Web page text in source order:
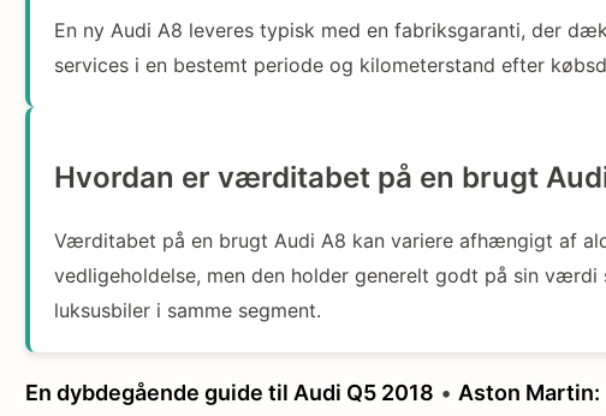
En ny Audi A8 leveres typisk med en fabriksgaranti, der
services i en bestemt periode og kilometerstand efter
Hvordan er værditabet på en brugt
Værditabet på en brugt Audi A8 kan variere afhængigt af
vedligeholdelse, men den holder generelt godt på sin værdi
luksusbiler i samme segment.
En dybdegående guide til Audi Q5 2018 • Aston Martin: